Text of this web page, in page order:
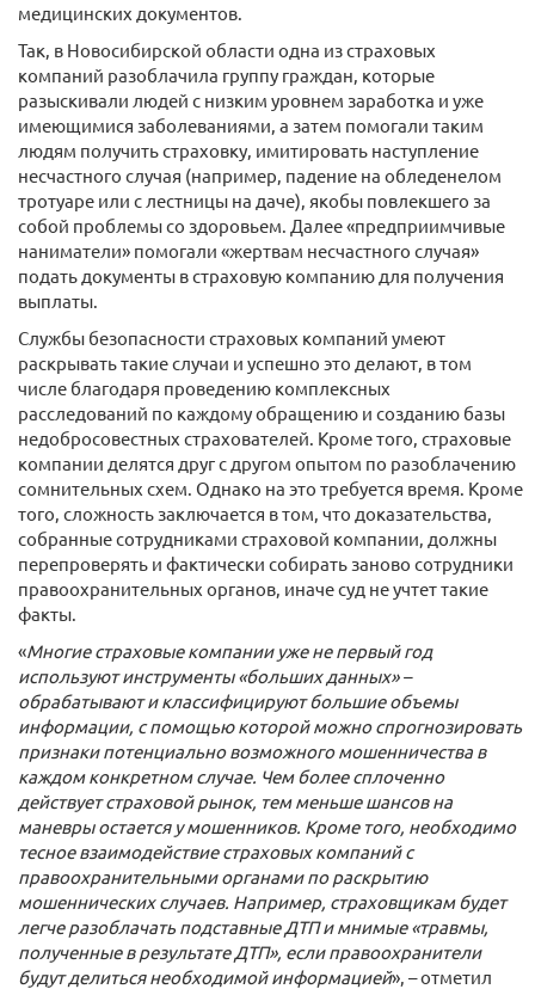
медицинских документов.
Так, в Новосибирской области одна из страховых
компаний разоблачила группу граждан, которые
разыскивали людей с низким уровнем заработка и уже
имеющимися заболеваниями, а затем помогали таким
людям получить страховку, имитировать наступление
несчастного случая (например, падение на обледенелом
тротуаре или с лестницы на даче), якобы повлекшего за
собой проблемы со здоровьем. Далее «предприимчивые
наниматели» помогали «жертвам несчастного случая»
подать документы в страховую компанию для получения
выплаты.
Службы безопасности страховых компаний умеют
раскрывать такие случаи и успешно это делают, в том
числе благодаря проведению комплексных
расследований по каждому обращению и созданию базы
недобросовестных страхователей. Кроме того, страховые
компании делятся друг с другом опытом по разоблачению
сомнительных схем. Однако на это требуется время. Кроме
того, сложность заключается в том, что доказательства,
собранные сотрудниками страховой компании, должны
перепроверять и фактически собирать заново сотрудники
правоохранительных органов, иначе суд не учтет такие
факты.
«Многие страховые компании уже не первый год
используют инструменты «больших данных» –
обрабатывают и классифицируют большие объемы
информации, с помощью которой можно спрогнозировать
признаки потенциально возможного мошенничества в
каждом конкретном случае. Чем более сплоченно
действует страховой рынок, тем меньше шансов на
маневры остается у мошенников. Кроме того, необходимо
тесное взаимодействие страховых компаний с
правоохранительными органами по раскрытию
мошеннических случаев. Например, страховщикам будет
легче разоблачать подставные ДТП и мнимые «травмы,
полученные в результате ДТП», если правоохранители
будут делиться необходимой информацией», – отметил